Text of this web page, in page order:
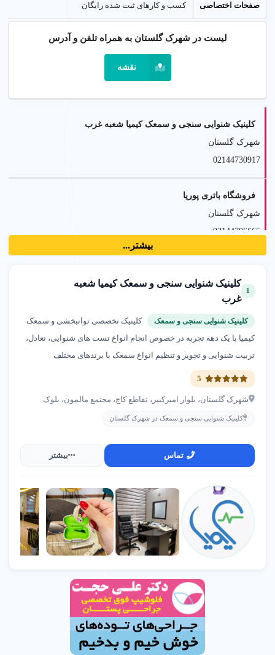
صفحات اختصاصی کسب و کارهای ثبت شده رایگان
لیست در شهرک گلستان به همراه تلفن و آدرس
نقشه
کلینیک شنوایی سنجی و سمعک کیمیا شعبه غرب
شهرک گلستان
02144730917
فروشگاه باتری پوریا
شهرک گلستان
02144706665
شهرک گلستان
02182802803
آموزشگاه خیاطی کلبه هلیا
شهرک گلستان
02144763500
09191036027
شهرک گلستان
09190703104
آموزش تار تخصصی آکادمیک
کلینیک لیزر و زیبایی اَفرا
بیشتر...
1
کلینیک شنوایی سنجی و سمعک کیمیا شعبه
غرب
کلینیک شنوایی سنجی و سمعک
کلینیک تخصصی توانبخشی و سمعک
کیمیا با یک دهه تجربه در خصوص انجام انواع تست های شنوایی، تعادل،
تربیت شنوایی و تجویز و تنظیم انواع سمعک با برندهای مختلف
شهرک گلستان، بلوار امیرکبیر، تقاطع کاج، مجتمع مالمون، بلوک
کلینیک شنوایی سنجی و سمعک در شهرک گلستان
تماس بیشتر